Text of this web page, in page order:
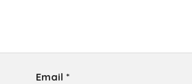
Email*